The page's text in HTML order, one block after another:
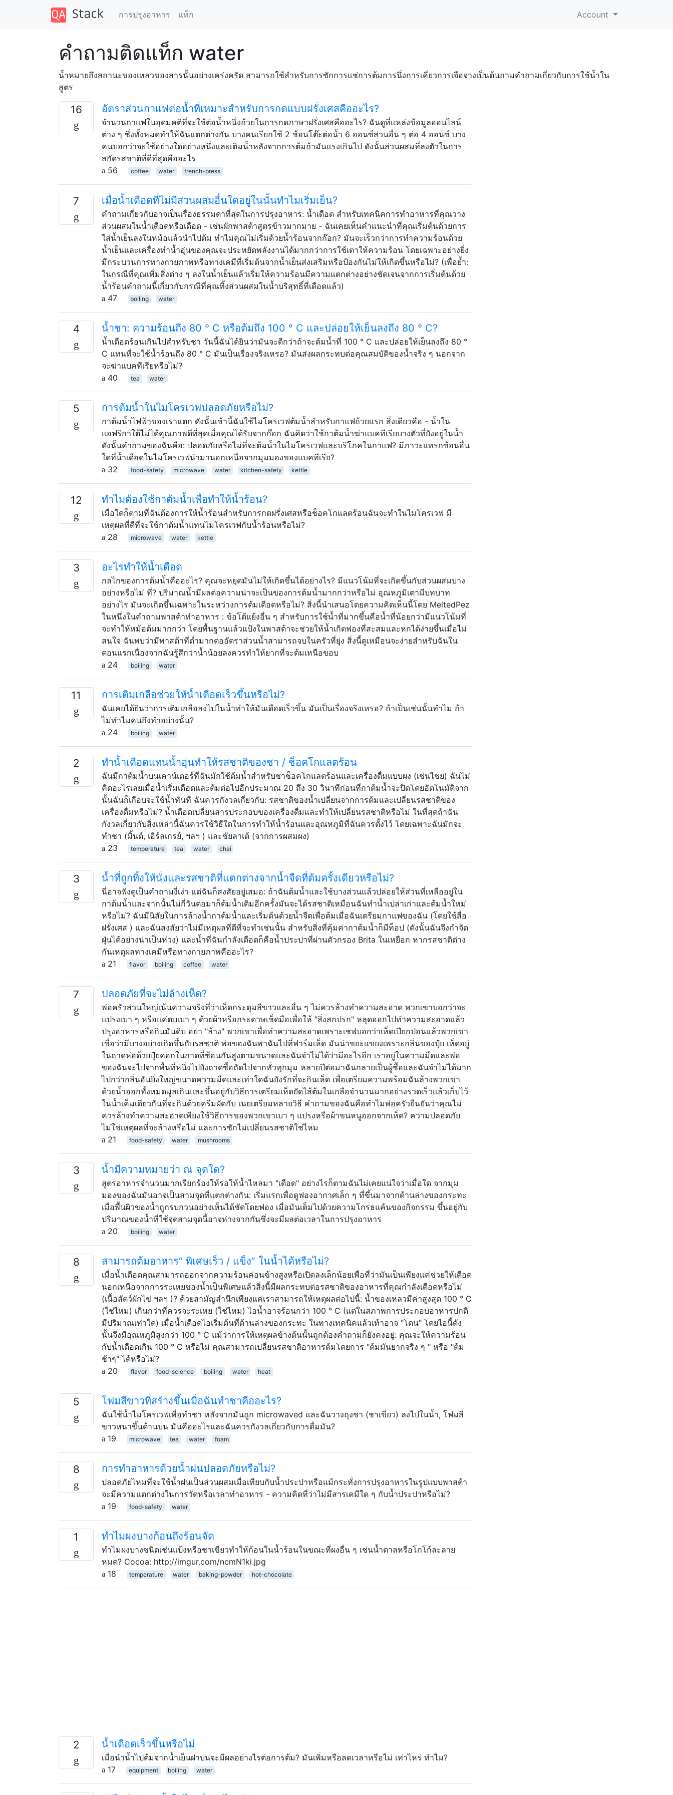
การปรุงอาหาร แท็ก Account
คำถามติดแท็ก water
น้ำหมายถึงสถานะของเหลวของสารนั้นอย่างเคร่งครัด สามารถใช้สำหรับการซักการแช่การต้มการนึ่งการเคี่ยวการเจือจางเป็นต้นถามคำถามเกี่ยวกับการใช้น้ำใน
สูตร
16 อัตราส่วนกาแฟต่อน้ำที่เหมาะสำหรับการกดแบบฝรั่งเศสคืออะไร?
จำนวนกาแฟในอุดมคติที่จะใช้ต่อน้ำหนึ่งถ้วยในการกดภาษาฝรั่งเศสคืออะไร? ฉันดูที่แหล่งข้อมูลออนไลน์
ต่าง ๆ ซึ่งทั้งหมดทำให้ฉันแตกต่างกัน บางคนเรียกใช้ 2 ช้อนโต๊ะต่อน้ำ 6 ออนซ์ส่วนอื่น ๆ ต่อ 4 ออนซ์ บาง
คนบอกว่าจะใช้อย่างใดอย่างหนึ่งและเติมน้ำหลังจากการต้มถ้ามันแรงเกินไป ดังนั้นส่วนผสมที่ลงตัวในการ
สกัดรสชาติที่ดีที่สุดคืออะไร
56
coffee water french-press
7 เมื่อน้ำเดือดที่ไม่มีส่วนผสมอื่นใดอยู่ในนั้นทำไมเริ่มเย็น?
คำถามเกี่ยวกับอาจเป็นเรื่องธรรมดาที่สุดในการปรุงอาหาร: น้ำเดือด สำหรับเทคนิคการทำอาหารที่คุณวาง
ส่วนผสมในน้ำเดือดหรือเดือด - เช่นผักพาสต้าสูตรข้าวมากมาย - ฉันเคยเห็นคำแนะนำที่คุณเริ่มต้นด้วยการ
ใส่น้ำเย็นลงในหม้อแล้วนำไปต้ม ทำไมคุณไม่เริ่มด้วยน้ำร้อนจากก๊อก? มันจะเร็วกว่าการทำความร้อนด้วย
น้ำเย็นและเครื่องทำน้ำอุ่นของคุณจะประหยัดพลังงานได้มากกว่าการใช้เตาให้ความร้อน โดยเฉพาะอย่างยิ่ง
มีกระบวนการทางกายภาพหรือทางเคมีที่เริ่มต้นจากน้ำเย็นส่งเสริมหรือป้องกันไม่ให้เกิดขึ้นหรือไม่? (เพื่อย้ำ:
ในกรณีที่คุณเพิ่มสิ่งต่าง ๆ ลงในน้ำเย็นแล้วเริ่มให้ความร้อนมีความแตกต่างอย่างชัดเจนจากการเริ่มต้นด้วย
น้ำร้อนคำถามนี้เกี่ยวกับกรณีที่คุณทิ้งส่วนผสมในน้ำบริสุทธิ์ที่เดือดแล้ว)
47
boiling water
4 น้ำชา: ความร้อนถึง 80 ° C หรือต้มถึง 100 ° C และปล่อยให้เย็นลงถึง 80 ° C?
น้ำเดือดร้อนเกินไปสำหรับชา วันนี้ฉันได้ยินว่ามันจะดีกว่าถ้าจะต้มน้ำที่ 100 ° C และปล่อยให้เย็นลงถึง 80 °
C แทนที่จะใช้น้ำร้อนถึง 80 ° C มันเป็นเรื่องจริงเหรอ? มันส่งผลกระทบต่อคุณสมบัติของน้ำจริง ๆ นอกจาก
จะฆ่าแบคทีเรียหรือไม่?
40
tea water
5 การต้มน้ำในไมโครเวฟปลอดภัยหรือไม่?
กาต้มน้ำไฟฟ้าของเราแตก ดังนั้นเช้านี้ฉันใช้ไมโครเวฟต้มน้ำสำหรับกาแฟถ้วยแรก สิ่งเดียวคือ - น้ำใน
แอฟริกาใต้ไม่ได้คุณภาพดีที่สุดเมื่อคุณได้รับจากก๊อก ฉันคิดว่าใช้กาต้มน้ำฆ่าแบคทีเรียบางตัวที่ยังอยู่ในน้ำ
ดังนั้นคำถามของฉันคือ: ปลอดภัยหรือไม่ที่จะต้มน้ำในไมโครเวฟและบริโภคในกาแฟ? มีภาวะแทรกซ้อนอื่น
ใดที่น้ำเดือดในไมโครเวฟนำมานอกเหนือจากมุมมองของแบคทีเรีย?
32
food-safety microwave water kitchen-safety kettle
12 ทำไมต้องใช้กาต้มน้ำเพื่อทำให้น้ำร้อน?
เมื่อใดก็ตามที่ฉันต้องการให้น้ำร้อนสำหรับการกดฝรั่งเศสหรือช็อคโกแลตร้อนฉันจะทำในไมโครเวฟ มี
เหตุผลที่ดีที่จะใช้กาต้มน้ำแทนไมโครเวฟกับน้ำร้อนหรือไม่?
28
microwave water kettle
3 อะไรทำให้น้ำเดือด
กลไกของการต้มน้ำคืออะไร? คุณจะหยุดมันไม่ให้เกิดขึ้นได้อย่างไร? มีแนวโน้มที่จะเกิดขึ้นกับส่วนผสมบาง
อย่างหรือไม่ ที่? ปริมาณน้ำมีผลต่อความน่าจะเป็นของการต้มน้ำมากกว่าหรือไม่ อุณหภูมิเตามีบทบาท
อย่างไร มันจะเกิดขึ้นเฉพาะในระหว่างการต้มเดือดหรือไม่? สิ่งนี้นำเสนอโดยความคิดเห็นนี้โดย MeltedPez
ในหนึ่งในคำถามพาสต้าทำอาหาร : ข้อโต้แย้งอื่น ๆ สำหรับการใช้น้ำที่มากขึ้นคือน้ำที่น้อยกว่ามีแนวโน้มที่
จะทำให้หม้อต้มมากกว่า โดยพื้นฐานแล้วแป้งในพาสต้าจะช่วยให้น้ำเกิดฟองที่สะสมและหกได้ง่ายขึ้นเมื่อไม่
สนใจ ฉันพบว่ามีพาสต้าที่ต่ำมากต่ออัตราส่วนน้ำสามารถจบในครัวที่ยุ่ง สิ่งนี้ดูเหมือนจะง่ายสำหรับฉันใน
ตอนแรกเนื่องจากฉันรู้สึกว่าน้ำน้อยลงควรทำให้ยากที่จะต้มเหนือขอบ
24
boiling water
11 การเติมเกลือช่วยให้น้ำเดือดเร็วขึ้นหรือไม่?
ฉันเคยได้ยินว่าการเติมเกลือลงไปในน้ำทำให้มันเดือดเร็วขึ้น มันเป็นเรื่องจริงเหรอ? ถ้าเป็นเช่นนั้นทำไม ถ้า
ไม่ทำไมคนถึงทำอย่างนั้น?
24
boiling water
2 ทำน้ำเดือดแทนน้ำอุ่นทำให้รสชาติของชา / ช็อคโกแลตร้อน
ฉันมีกาต้มน้ำบนเคาน์เตอร์ที่ฉันมักใช้ต้มน้ำสำหรับชาช็อคโกแลตร้อนและเครื่องดื่มแบบผง (เช่นไชย) ฉันไม่
คิดอะไรเลยเมื่อน้ำเริ่มเดือดและต้มต่อไปอีกประมาณ 20 ถึง 30 วินาทีก่อนที่กาต้มน้ำจะปิดโดยอัตโนมัติจาก
นั้นฉันก็เกือบจะใช้น้ำทันที ฉันควรกังวลเกี่ยวกับ: รสชาติของน้ำเปลี่ยนจากการต้มและเปลี่ยนรสชาติของ
เครื่องดื่มหรือไม่? น้ำเดือดเปลี่ยนสารประกอบของเครื่องดื่มและทำให้เปลี่ยนรสชาติหรือไม่ ในที่สุดถ้าฉัน
กังวลเกี่ยวกับสิ่งเหล่านี้ฉันควรใช้วิธีใดในการทำให้น้ำร้อนและอุณหภูมิที่ฉันควรตั้งไว้ โดยเฉพาะฉันมักจะ
ทำชา (มิ้นต์, เอิร์ลเกรย์, ฯลฯ ) และชัยลาเต้ (จากการผสมผง)
23
temperature tea water chai
3 น้ำที่ถูกทิ้งให้นั่งและรสชาติที่แตกต่างจากน้ำจืดที่ต้มครั้งเดียวหรือไม่?
นี่อาจฟังดูเป็นคำถามงี่เง่า แต่ฉันก็สงสัยอยู่เสมอ: ถ้าฉันต้มน้ำและใช้บางส่วนแล้วปล่อยให้ส่วนที่เหลืออยู่ใน
กาต้มน้ำและจากนั้นไม่กี่วันต่อมาก็ต้มน้ำเดิมอีกครั้งมันจะได้รสชาติเหมือนฉันทำน้ำเปล่าเก่าและต้มน้ำใหม่
หรือไม่? ฉันมีนิสัยในการล้างน้ำกาต้มน้ำและเริ่มต้นด้วยน้ำจืดเพื่อต้มเมื่อฉันเตรียมกาแฟของฉัน (โดยใช้สื่อ
ฝรั่งเศส ) และฉันสงสัยว่าไม่มีเหตุผลที่ดีที่จะทำเช่นนั้น สำหรับสิ่งที่คุ้มค่ากาต้มน้ำก็มีท็อป (ดังนั้นฉันจึงกำจัด
ฝุ่นได้อย่างน่าเป็นห่วง) และน้ำที่ฉันกำลังเดือดก็คือน้ำประปาที่ผ่านตัวกรอง Brita ในเหยือก หากรสชาติต่าง
กันเหตุผลทางเคมีหรือทางกายภาพคืออะไร?
21
flavor boiling coffee water
7 ปลอดภัยที่จะไม่ล้างเห็ด?
พ่อครัวส่วนใหญ่เน้นความจริงที่ว่าเห็ดกระดุมสีขาวและอื่น ๆ ไม่ควรล้างทำความสะอาด พวกเขาบอกว่าจะ
แปรงเบา ๆ หรือแค่ตบเบา ๆ ด้วยผ้าหรือกระดาษเช็ดมือเพื่อให้ "สิ่งสกปรก" หลุดออกไปทำความสะอาดแล้ว
ปรุงอาหารหรือกินมันดิบ อย่า "ล้าง" พวกเขาเพื่อทำความสะอาดเพราะเชฟบอกว่าเห็ดเปียกปอนแล้วพวกเขา
เชื่อว่ามีบางอย่างเกิดขึ้นกับรสชาติ พ่อของฉันพาฉันไปที่ฟาร์มเห็ด มันน่าขยะแขยงเพราะกลิ่นของปุ๋ย เห็ดอยู่
ในถาดห่อด้วยปุ๋ยคอกในถาดที่ซ้อนกันสูงตามขนาดและฉันจำไม่ได้ว่ามีอะไรอีก เราอยู่ในความมืดและพ่อ
ของฉันจะไปจากพื้นที่หนึ่งไปยังถาดซื้อถัดไปจากทั่วทุกมุม หลายปีต่อมาฉันกลายเป็นผู้ซื้อและฉันจำไม่ได้มาก
ไปกว่ากลิ่นอันยิ่งใหญ่ขนาดความมืดและเท่าใดฉันยังรักที่จะกินเห็ด เพื่อเตรียมความพร้อมฉันล้างพวกเขา
ด้วยน้ำออกทั้งหมดมูลเกินและขึ้นอยู่กับวิธีการเตรียมเห็ดยัดไส้ต้มในเกลือจำนวนมากอย่างรวดเร็วแล้วเก็บไว้
ในน้ำเค็มเดียวกันที่จะกินด้วยครีมผัดกับ เนยเตรียมหลายวิธี คำถามของฉันคือทำไมพ่อครัวยืนยันว่าคุณไม่
ควรล้างทำความสะอาดเพียงใช้วิธีการของพวกเขาเบา ๆ แปรงหรือผ้าขนหนูออกจากเห็ด? ความปลอดภัย
ไม่ใช่เหตุผลที่จะล้างหรือไม่ และการซักไม่เปลี่ยนรสชาติใช่ไหม
21
food-safety water mushrooms
3 น้ำมีความหมายว่า ณ จุดใด?
สูตรอาหารจำนวนมากเรียกร้องให้รอให้น้ำไหลมา "เดือด" อย่างไรก็ตามฉันไม่เคยแน่ใจว่าเมื่อใด จากมุม
มองของฉันมันอาจเป็นสามจุดที่แตกต่างกัน: เริ่มแรกเพื่อดูฟองอากาศเล็ก ๆ ที่ขึ้นมาจากด้านล่างของกระทะ
เมื่อพื้นผิวของน้ำถูกรบกวนอย่างเห็นได้ชัดโดยฟอง เมื่อมันเต็มไปด้วยความโกรธแค้นของกิจกรรม ขึ้นอยู่กับ
ปริมาณของน้ำที่ใช้จุดสามจุดนี้อาจห่างจากกันซึ่งจะมีผลต่อเวลาในการปรุงอาหาร
20
boiling water
8 สามารถต้มอาหาร“ พิเศษเร็ว / แข็ง” ในน้ำได้หรือไม่?
เมื่อน้ำเดือดคุณสามารถออกจากความร้อนค่อนข้างสูงหรือเปิดลงเล็กน้อยเพื่อที่ว่ามันเป็นเพียงแค่ช่วยให้เดือด
นอกเหนือจากการระเหยของน้ำเป็นพิเศษแล้วสิ่งนี้มีผลกระทบต่อรสชาติของอาหารที่คุณกำลังเดือดหรือไม่
(เนื้อสัตว์ผักไข่ ฯลฯ )? ด้วยสามัญสำนึกเพียงแค่เราสามารถให้เหตุผลต่อไปนี้: น้ำของเหลวมีค่าสูงสุด 100 ° C
(ใช่ไหม) เกินกว่าที่ควรจะระเหย (ใช่ไหม) ไอน้ำอาจร้อนกว่า 100 ° C (แต่ในสภาพการประกอบอาหารปกติ
มีปริมาณเท่าใด) เมื่อน้ำเดือดไอเริ่มต้นที่ด้านล่างของกระทะ ในทางเทคนิคแล้วเท้าอาจ "โดน" โดยไอนี้ดัง
นั้นจึงมีอุณหภูมิสูงกว่า 100 ° C แม้ว่าการให้เหตุผลข้างต้นนั้นถูกต้องคำถามก็ยังคงอยู่: คุณจะให้ความร้อน
กับน้ำเดือดเกิน 100 ° C หรือไม่ คุณสามารถเปลี่ยนรสชาติอาหารต้มโดยการ "ต้มมันยากจริง ๆ " หรือ "ต้ม
ช้าๆ" ได้หรือไม่?
20
flavor food-science boiling water heat
5 โฟมสีขาวที่สร้างขึ้นเมื่อฉันทำชาคืออะไร?
ฉันใช้น้ำไมโครเวฟเพื่อทำชา หลังจากมันถูก microwaved และฉันวางถุงชา (ชาเขียว) ลงไปในน้ำ, โฟมสี
ขาวหนาขึ้นด้านบน มันคืออะไรและฉันควรกังวลเกี่ยวกับการดื่มมัน?
19
microwave tea water foam
8 การทำอาหารด้วยน้ำฝนปลอดภัยหรือไม่?
ปลอดภัยไหมที่จะใช้น้ำฝนเป็นส่วนผสมเมื่อเทียบกับน้ำประปาหรือแม้กระทั่งการปรุงอาหารในรูปแบบพาสต้า
จะมีความแตกต่างในการวัดหรือเวลาทำอาหาร - ความคิดที่ว่าไม่มีสารเคมีใด ๆ กับน้ำประปาหรือไม่?
19
food-safety water
1 ทำไมผงบางก้อนถึงร้อนจัด
ทำไมผงบางชนิดเช่นแป้งหรือชาเขียวทำให้ก้อนในน้ำร้อนในขณะที่ผงอื่น ๆ เช่นน้ำตาลหรือโกโก้ละลาย
หมด? Cocoa: http://imgur.com/ncmN1ki.jpg
18
temperature water baking-powder hot-chocolate
2 น้ำเดือดเร็วขึ้นหรือไม่
เมื่อนำน้ำไปต้มจากน้ำเย็นฝาบนจะมีผลอย่างไรต่อการต้ม? มันเพิ่มหรือลดเวลาหรือไม่ เท่าไหร่ ทำไม?
17
equipment boiling water